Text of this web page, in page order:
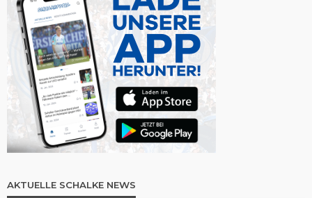
AKTUELLE SCHALKE NEWS